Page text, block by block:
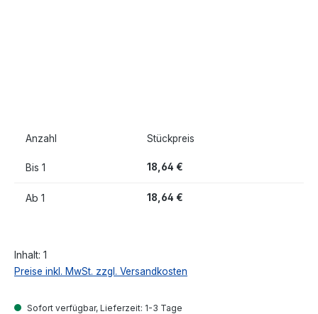
Anzahl Stückpreis
Bis 1 18,64 €
Ab 1 18,64 €
Inhalt: 1
Preise inkl. MwSt. zzgl. Versandkosten
Sofort verfügbar, Lieferzeit: 1-3 Tage